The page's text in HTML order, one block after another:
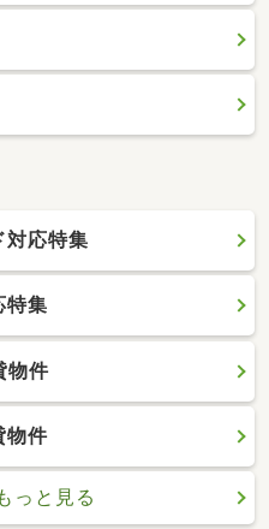
対応特集
特集
物件
物件
っと見る